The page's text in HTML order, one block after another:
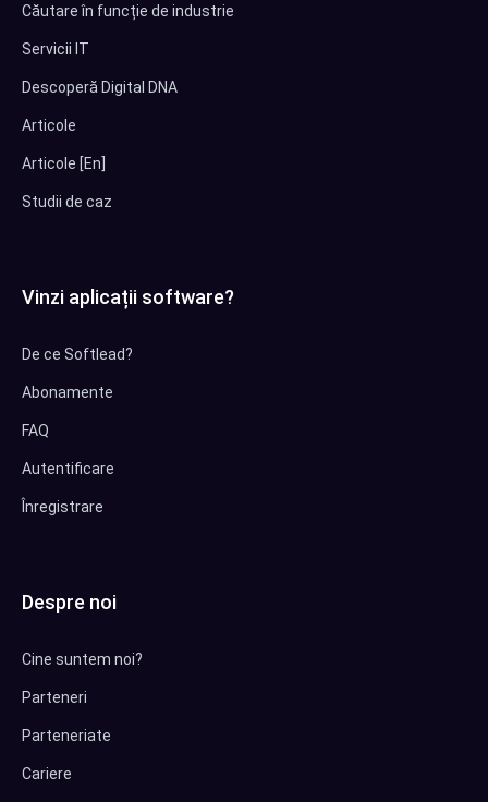
Căutare în funcție de industrie
Servicii IT
Descoperă Digital DNA
Articole
Articole [En]
Studii de caz
Vinzi aplicații software?
De ce Softlead?
Abonamente
FAQ
Autentificare
Înregistrare
Despre noi
Cine suntem noi?
Parteneri
Parteneriate
Cariere